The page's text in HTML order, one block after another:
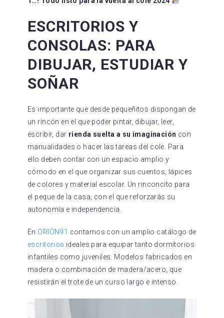
ESCRITORIOS Y
CONSOLAS: PARA
DIBUJAR, ESTUDIAR Y
SOÑAR
Es importante que desde pequeñitos dispongan de
un rincón en el que poder pintar, dibujar, leer,
escribir, dar rienda suelta a su imaginación con
manualidades o hacer las tareas del cole. Para
ello deben contar con un espacio amplio y
cómodo en el que organizar sus cuentos, lápices
de colores y material escolar. Un rinconcito para
el peque de la casa, con el que reforzarás su
autonomía e independencia.
En ORION91 contamos con un amplio catálogo de
escritorios ideales para equipar tanto dormitorios
infantiles como juveniles. Modelos fabricados en
madera o combinación de madera/acero, que
resistirán el trote de un curso largo e intenso.